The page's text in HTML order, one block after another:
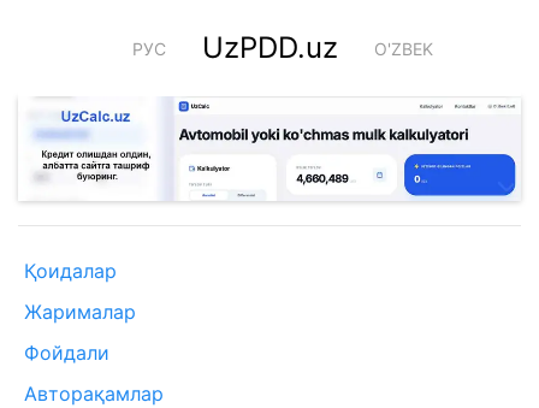
РУС UzPDD.uz O'ZBEK
Қоидалар
Жарималар
Фойдали
Авторақамлар